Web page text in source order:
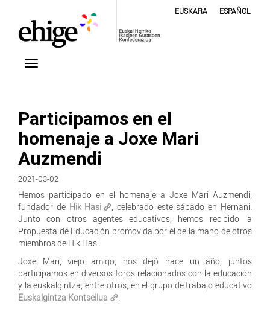
EUSKARA ESPAÑOL
Participamos en el
homenaje a Joxe Mari
Auzmendi
2021-03-02
Hemos participado en el homenaje a Joxe Mari Auzmendi,
fundador de Hik Hasi
, celebrado este sábado en Hernani.
Junto con otros agentes educativos, hemos recibido la
Propuesta de Educación promovida por él de la mano de otros
miembros de Hik Hasi.
Joxe Mari, viejo amigo, nos dejó hace un año, juntos
participamos en diversos foros relacionados con la educación
y la euskalgintza, entre otros, en el grupo de trabajo educativo
Euskalgintza Kontseilua
.